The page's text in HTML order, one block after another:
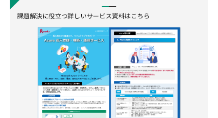
課題解決に役立つ詳しいサービス資料はこちら